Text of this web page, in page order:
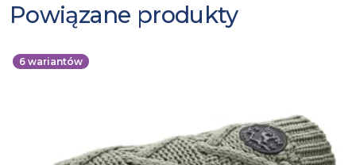
Powiązane produkty
6 wariantów